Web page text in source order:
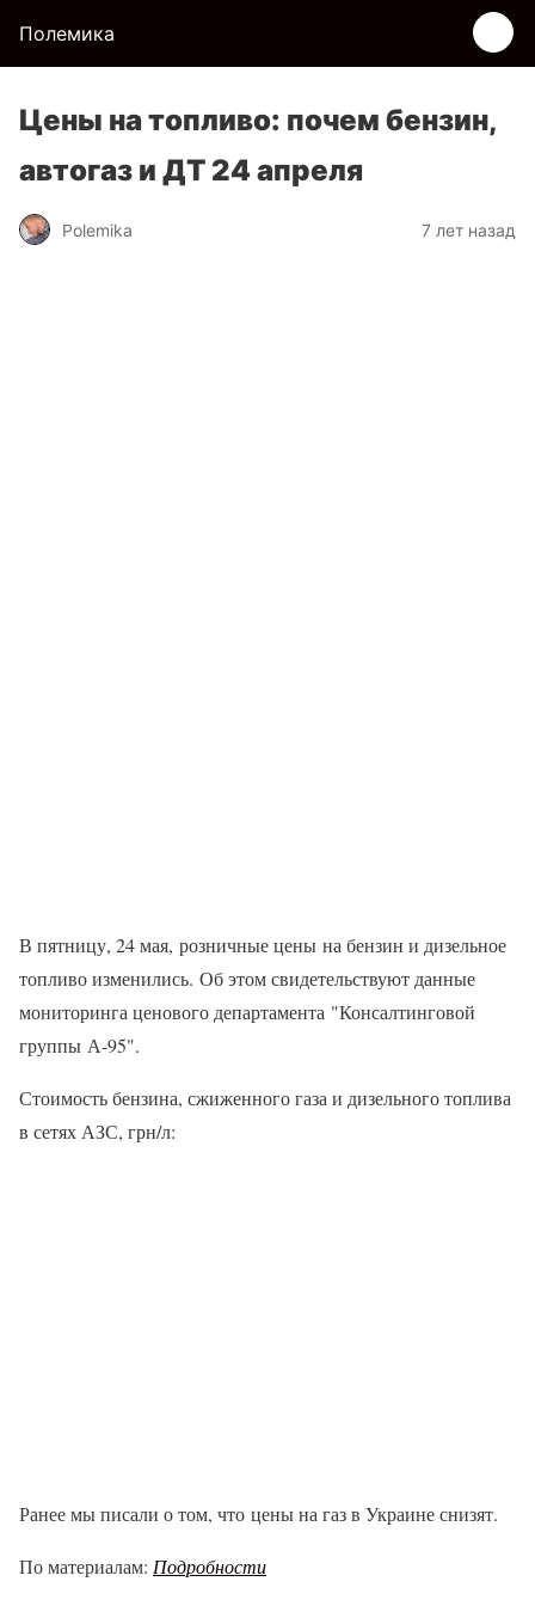
Полемика
Цены на топливо: почем бензин,
автогаз и ДТ 24 апреля
Polemika 7 лет назад
В пятницу, 24 мая, розничные цены на бензин и дизельное
топливо изменились. Об этом свидетельствуют данные
мониторинга ценового департамента "Консалтинговой
группы А-95".
Стоимость бензина, сжиженного газа и дизельного топлива
в сетях АЗС, грн/л:
Ранее мы писали о том, что цены на газ в Украине снизят.
По материалам: Подробности